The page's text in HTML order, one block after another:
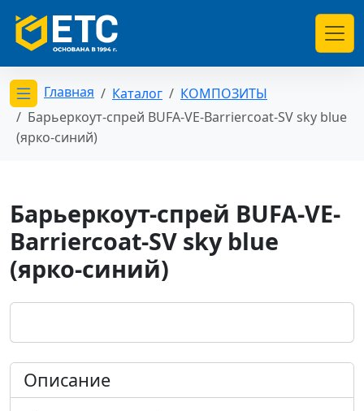
Открыть меню категорий
Главная Каталог
КОМПОЗИТЫ
Барьеркоут-спрей BUFA-VE-Barriercoat-SV sky blue
(ярко-синий)
Барьеркоут-спрей BUFA-VE-
Barriercoat-SV sky blue
(ярко-синий)
Описание